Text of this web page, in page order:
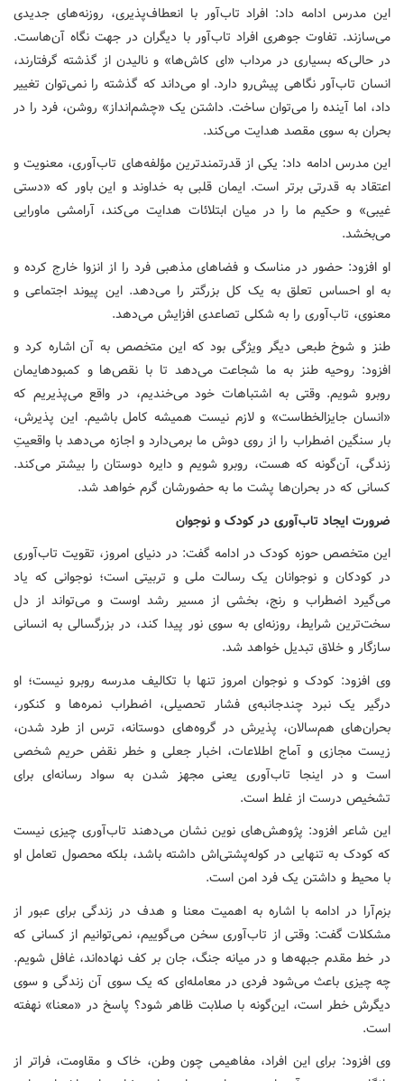
این مدرس ادامه داد: افراد تاب‌آور با انعطاف‌پذیری، روزنه‌های جدیدی
می‌سازند. تفاوت جوهری افراد تاب‌آور با دیگران در جهت نگاه آن‌هاست.
در حالی‌که بسیاری در مرداب «ای کاش‌ها» و نالیدن از گذشته گرفتارند،
انسان تاب‌آور نگاهی پیش‌رو دارد. او می‌داند که گذشته را نمی‌توان تغییر
داد، اما آینده را می‌توان ساخت. داشتن یک «چشم‌انداز» روشن، فرد را در
بحران به سوی مقصد هدایت می‌کند.
این مدرس ادامه داد: یکی از قدرتمندترین مؤلفه‌های تاب‌آوری، معنویت و
اعتقاد به قدرتی برتر است. ایمان قلبی به خداوند و این باور که «دستی
غیبی» و حکیم ما را در میان ابتلائات هدایت می‌کند، آرامشی ماورایی
می‌بخشد.
او افزود: حضور در مناسک و فضاهای مذهبی فرد را از انزوا خارج کرده و
به او احساس تعلق به یک کل بزرگتر را می‌دهد. این پیوند اجتماعی و
معنوی، تاب‌آوری را به شکلی تصاعدی افزایش می‌دهد.
طنز و شوخ طبعی دیگر ویژگی بود که این متخصص به آن اشاره کرد و
افزود: روحیه طنز به ما شجاعت می‌دهد تا با نقص‌ها و کمبودهایمان
روبرو شویم. وقتی به اشتباهات خود می‌خندیم، در واقع می‌پذیریم که
«انسان جایزالخطاست» و لازم نیست همیشه کامل باشیم. این پذیرش،
بار سنگین اضطراب را از روی دوش ما برمی‌دارد و اجازه می‌دهد با واقعیتِ
زندگی، آن‌گونه که هست، روبرو شویم و دایره دوستان را بیشتر می‌کند.
کسانی که در بحران‌ها پشت ما به حضورشان گرم خواهد شد.
ضرورت ایجاد تاب‌آوری در کودک و نوجوان
این متخصص حوزه کودک در ادامه گفت: در دنیای امروز، تقویت تاب‌آوری
در کودکان و نوجوانان یک رسالت ملی و تربیتی است؛ نوجوانی که یاد
می‌گیرد اضطراب و رنج، بخشی از مسیر رشد اوست و می‌تواند از دل
سخت‌ترین شرایط، روزنه‌ای به سوی نور پیدا کند، در بزرگسالی به انسانی
سازگار و خلاق تبدیل خواهد شد.
وی افزود: کودک و نوجوان امروز تنها با تکالیف مدرسه روبرو نیست؛ او
درگیر یک نبرد چندجانبه‌ی فشار تحصیلی، اضطراب نمره‌ها و کنکور،
بحران‌های هم‌سالان، پذیرش در گروه‌های دوستانه، ترس از طرد شدن،
زیست مجازی و آماج اطلاعات، اخبار جعلی و خطر نقض حریم شخصی
است و در اینجا تاب‌آوری یعنی مجهز شدن به سواد رسانه‌ای برای
تشخیص درست از غلط است.
این شاعر افزود: پژوهش‌های نوین نشان می‌دهند تاب‌آوری چیزی نیست
که کودک به تنهایی در کوله‌پشتی‌اش داشته باشد، بلکه محصول تعامل او
با محیط و داشتن یک فرد امن است.
بزم‌آرا در ادامه با اشاره به اهمیت معنا و هدف در زندگی برای عبور از
مشکلات گفت: وقتی از تاب‌آوری سخن می‌گوییم، نمی‌توانیم از کسانی که
در خط مقدم جبهه‌ها و در میانه جنگ، جان بر کف نهاده‌اند، غافل شویم.
چه چیزی باعث می‌شود فردی در معامله‌ای که یک سوی آن زندگی و سوی
دیگرش خطر است، این‌گونه با صلابت ظاهر شود؟ پاسخ در «معنا» نهفته
است.
وی افزود: برای این افراد، مفاهیمی چون وطن، خاک و مقاومت، فراتر از